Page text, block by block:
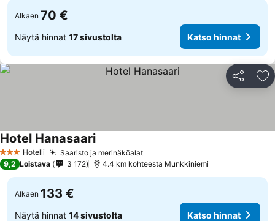
Alkaen 70 €
Näytä hinnat 17 sivustolta Katso hinnat
Jaa
3 Tähtiluokitus
Hotelli Saaristo ja merinäköalat
Hotel Hanasaari
9,2 Loistava 3 172 4.4 km kohteesta Munkkiniemi
Alkaen 133 €
Näytä hinnat 14 sivustolta Katso hinnat